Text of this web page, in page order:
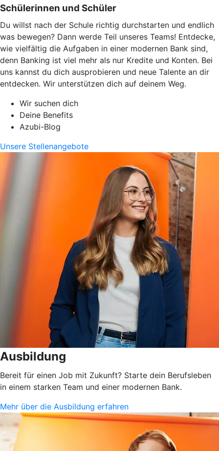
Schülerinnen und Schüler
Du willst nach der Schule richtig durchstarten und endlich
was bewegen? Dann werde Teil unseres Teams! Entdecke,
wie vielfältig die Aufgaben in einer modernen Bank sind,
denn Banking ist viel mehr als nur Kredite und Konten. Bei
uns kannst du dich ausprobieren und neue Talente an dir
entdecken. Wir unterstützen dich auf deinem Weg.
Wir suchen dich
Deine Benefits
Azubi-Blog
Unsere Stellenangebote
Ausbildung
Bereit für einen Job mit Zukunft? Starte dein Berufsleben
in einem starken Team und einer modernen Bank.
Mehr über die Ausbildung erfahren